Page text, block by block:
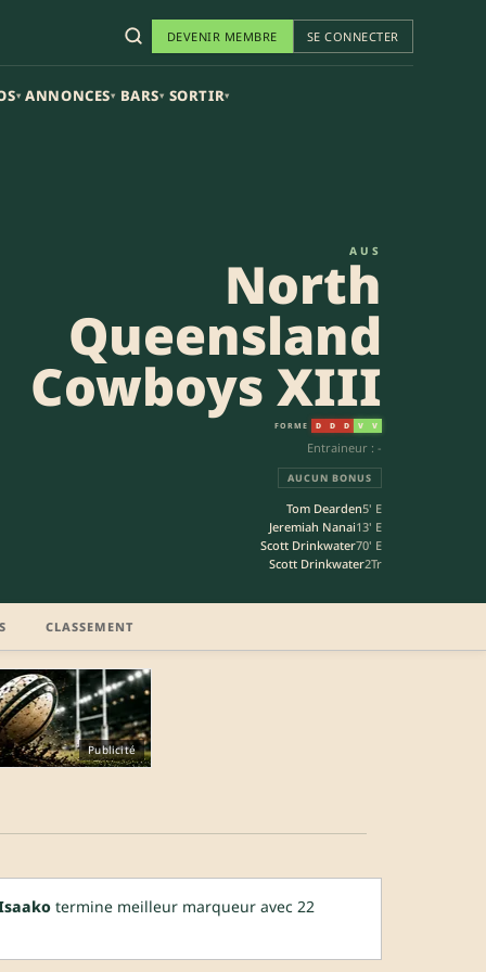
DEVENIR MEMBRE SE CONNECTER
▾ ANNONCES▾ BARS▾ SORTIR▾
| NRL XIII
AUS
North
Queensland
Cowboys XIII
FORME D D D V V
Entraineur : -
AUCUN BONUS
Tom Dearden5' E
Jeremiah Nanai13' E
Scott Drinkwater70' E
Scott Drinkwater2Tr
CLASSEMENT
Publicité
termine meilleur marqueur avec 22